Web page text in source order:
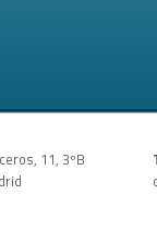
11, 3ºB